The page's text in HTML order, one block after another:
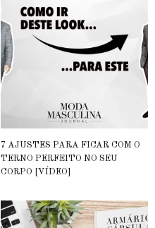
7 AJUSTES PARA FICAR COM O
TERNO PERFEITO NO SEU
CORPO [VÍDEO]